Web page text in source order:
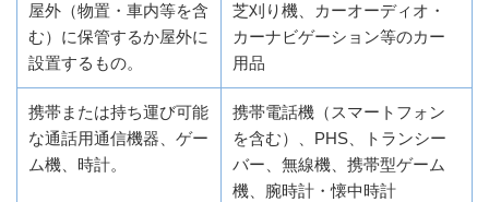
屋外（物置・車内等を含
む）に保管するか屋外に
設置するもの。
芝刈り機、カーオーディオ・
カーナビゲーション等のカー
用品
携帯または持ち運び可能
な通話用通信機器、ゲー
ム機、時計。
携帯電話機（スマートフォン
を含む）、PHS、トランシー
バー、無線機、携帯型ゲーム
機、腕時計・懐中時計